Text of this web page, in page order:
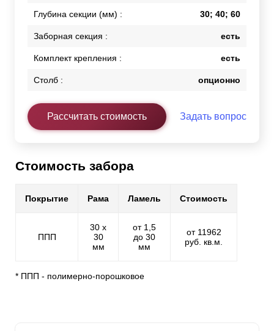
Глубина секции (мм) : 30; 40; 60
Заборная секция : есть
Комплект крепления : есть
Столб : опционно
Рассчитать стоимость Задать вопрос
Стоимость забора
Покрытие Рама Ламель Стоимость
ППП
30 х
30
мм
от 1,5
до 30
мм
от 11962
руб. кв.м.
* ППП - полимерно-порошковое